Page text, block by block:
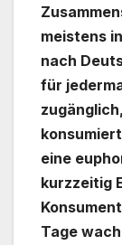
meistens
nach
für
eine
kurzzeitig
Tage